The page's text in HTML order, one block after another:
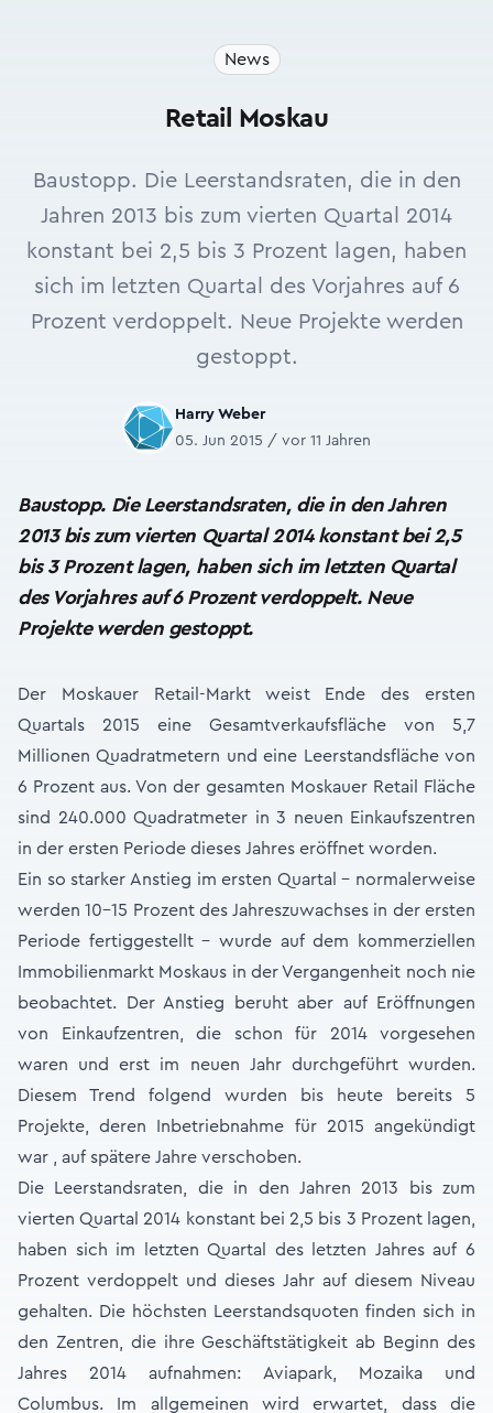
News
Retail Moskau
Baustopp. Die Leerstandsraten, die in den
Jahren 2013 bis zum vierten Quartal 2014
konstant bei 2,5 bis 3 Prozent lagen, haben
sich im letzten Quartal des Vorjahres auf 6
Prozent verdoppelt. Neue Projekte werden
gestoppt.
Harry Weber
05. Jun 2015 / vor 11 Jahren
Baustopp. Die Leerstandsraten, die in den Jahren
2013 bis zum vierten Quartal 2014 konstant bei 2,5
bis 3 Prozent lagen, haben sich im letzten Quartal
des Vorjahres auf 6 Prozent verdoppelt. Neue
Projekte werden gestoppt.
Der Moskauer Retail-Markt weist Ende des ersten
Quartals 2015 eine Gesamtverkaufsfläche von 5,7
Millionen Quadratmetern und eine Leerstandsfläche von
6 Prozent aus. Von der gesamten Moskauer Retail Fläche
sind 240.000 Quadratmeter in 3 neuen Einkaufszentren
in der ersten Periode dieses Jahres eröffnet worden.
Ein so starker Anstieg im ersten Quartal - normalerweise
werden 10-15 Prozent des Jahreszuwachses in der ersten
Periode fertiggestellt - wurde auf dem kommerziellen
Immobilienmarkt Moskaus in der Vergangenheit noch nie
beobachtet. Der Anstieg beruht aber auf Eröffnungen
von Einkaufzentren, die schon für 2014 vorgesehen
waren und erst im neuen Jahr durchgeführt wurden.
Diesem Trend folgend wurden bis heute bereits 5
Projekte, deren Inbetriebnahme für 2015 angekündigt
war , auf spätere Jahre verschoben.
Die Leerstandsraten, die in den Jahren 2013 bis zum
vierten Quartal 2014 konstant bei 2,5 bis 3 Prozent lagen,
haben sich im letzten Quartal des letzten Jahres auf 6
Prozent verdoppelt und dieses Jahr auf diesem Niveau
gehalten. Die höchsten Leerstandsquoten finden sich in
den Zentren, die ihre Geschäftstätigkeit ab Beginn des
Jahres 2014 aufnahmen: Aviapark, Mozaika und
Columbus. Im allgemeinen wird erwartet, dass die